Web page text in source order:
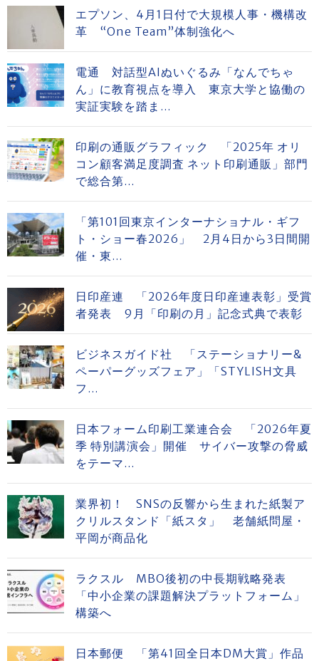
エプソン、4月1日付で大規模人事・機構改
革 “One Team”体制強化へ
電通 対話型AIぬいぐるみ「なんでちゃ
ん」に教育視点を導入 東京大学と協働の
実証実験を踏ま...
印刷の通販グラフィック 「2025年 オリ
コン顧客満足度調査 ネット印刷通販」部門
で総合第...
「第101回東京インターナショナル・ギフ
ト・ショー春2026」 2月4日から3日間開
催・東...
日印産連 「2026年度日印産連表彰」受賞
者発表 9月「印刷の月」記念式典で表彰
ビジネスガイド社 「ステーショナリー&
ペーパーグッズフェア」「STYLISH文具
フ...
日本フォーム印刷工業連合会 「2026年夏
季 特別講演会」開催 サイバー攻撃の脅威
をテーマ...
業界初！ SNSの反響から生まれた紙製ア
クリルスタンド「紙スタ」 老舗紙問屋・
平岡が商品化
ラクスル MBO後初の中長期戦略発表
「中小企業の課題解決プラットフォーム」
構築へ
日本郵便 「第41回全日本DM大賞」作品